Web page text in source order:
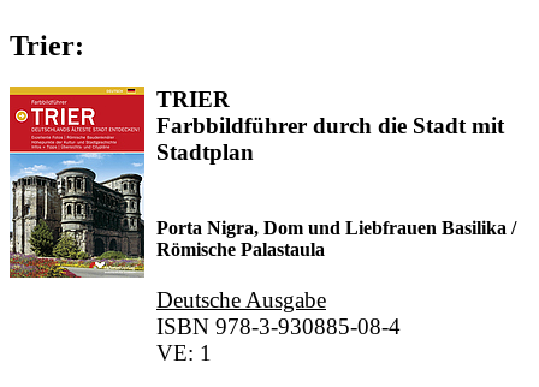
Trier:
TRIER
Farbbildführer durch die Stadt mit
Stadtplan
Porta Nigra, Dom und Liebfrauen Basilika /
Römische Palastaula
Deutsche Ausgabe
ISBN 978-3-930885-08-4
VE: 1